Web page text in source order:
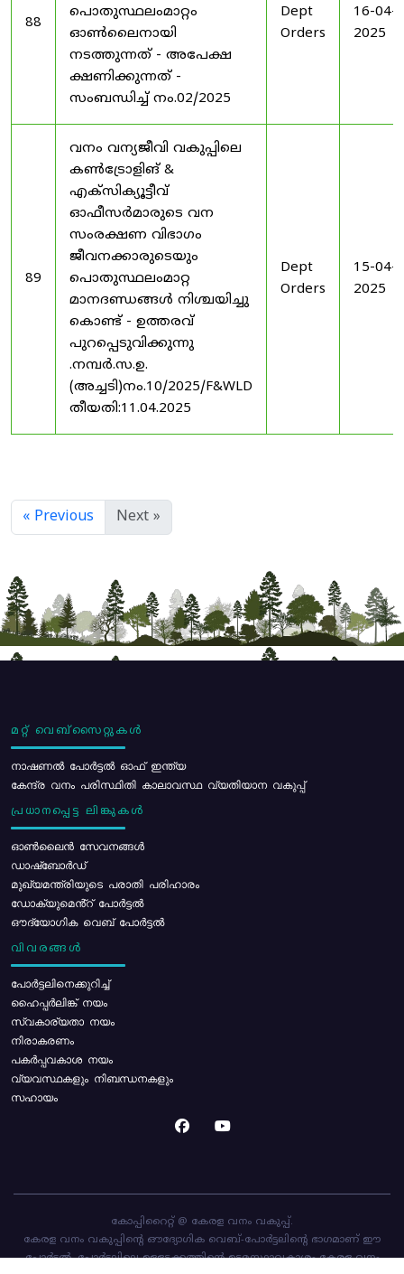
88
പൊതുസ്ഥലംമാറ്റം
ഓൺലൈനായി
നടത്തുന്നത് - അപേക്ഷ
ക്ഷണിക്കുന്നത് -
സംബന്ധിച്ച് നം.02/2025
Dept
Orders
16-04-
2025
89
വനം വന്യജീവി വകുപ്പിലെ
കൺട്രോളിങ്‌ &
എക്സിക്യൂട്ടീവ്
ഓഫീസർമാരുടെ വന
സംരക്ഷണ വിഭാഗം
ജീവനക്കാരുടെയും
പൊതുസ്ഥലംമാറ്റ
മാനദണ്ഡങ്ങൾ നിശ്ചയിച്ചു
കൊണ്ട് - ഉത്തരവ്
പുറപ്പെടുവിക്കുന്നു
.നമ്പർ.സ.ഉ.
(അച്ചടി)നം.10/2025/F&WLD
തീയതി:11.04.2025
Dept
Orders
15-04-
2025
« Previous Next »
മറ്റ് വെബ്സൈറ്റുകൾ
നാഷണൽ പോർട്ടൽ ഓഫ് ഇന്ത്യ
കേന്ദ്ര വനം പരിസ്ഥിതി കാലാവസ്ഥ വ്യതിയാന വകുപ്പ്
പ്രധാനപ്പെട്ട ലിങ്കുകൾ
ഓൺലൈൻ സേവനങ്ങൾ
ഡാഷ്ബോർഡ്
മുഖ്യമന്ത്രിയുടെ പരാതി പരിഹാരം
ഡോക്യുമെൻ്റ് പോർട്ടൽ
ഔദ്യോഗിക വെബ് പോർട്ടൽ
വിവരങ്ങൾ
പോര്‍ട്ടലിനെക്കുറിച്ച്
ഹൈപ്പർലിങ്ക് നയം
സ്വകാര്യതാ നയം
നിരാകരണം
പകർപ്പവകാശ നയം
വ്യവസ്ഥകളും നിബന്ധനകളും
സഹായം
കോപ്പിറൈറ്റ് @ കേരള വനം വകുപ്പ്.
കേരള വനം വകുപ്പിന്റെ ഔദ്യോഗിക വെബ്-പോർട്ടലിന്റെ ഭാഗമാണ് ഈ
പോർട്ടൽ. പോർട്ടലിലെ ഉള്ളടക്കത്തിന്റെ ഉടമസ്ഥാവകാശം കേരള വനം